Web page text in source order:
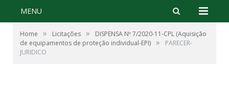
MENU
Home » Licitações »
DISPENSA Nº 7/2020-11-CPL (Aquisição
de equipamentos de proteção individual-EPI) »
PARECER-
JURIDICO